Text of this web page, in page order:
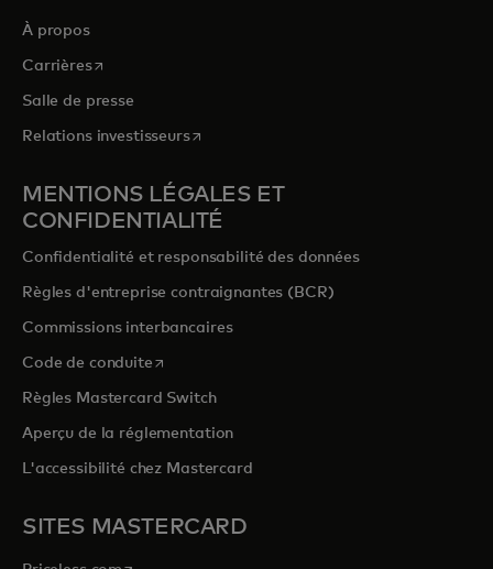
À propos
Carrièress’ouvre dans un nouvel onglet
Salle de presse
Relations investisseurss’ouvre dans un nouvel onglet
MENTIONS LÉGALES ET
CONFIDENTIALITÉ
Confidentialité et responsabilité des données
Règles d'entreprise contraignantes (BCR)
Commissions interbancaires
Code de conduites’ouvre dans un nouvel onglet
Règles Mastercard Switch
Aperçu de la réglementation
L'accessibilité chez Mastercard
SITES MASTERCARD